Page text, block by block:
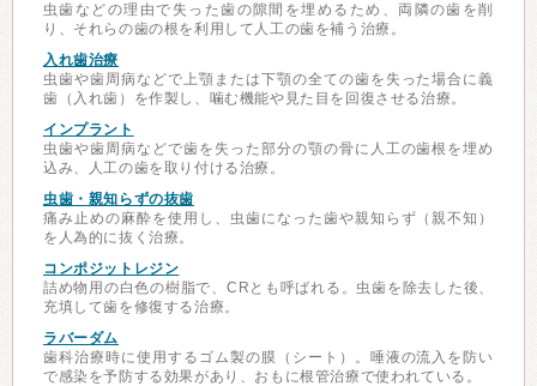
虫歯などの理由で失った歯の隙間を埋めるため、両隣の歯を削
り、それらの歯の根を利用して人工の歯を補う治療。
入れ歯治療
虫歯や歯周病などで上顎または下顎の全ての歯を失った場合に義
歯（入れ歯）を作製し、噛む機能や見た目を回復させる治療。
インプラント
虫歯や歯周病などで歯を失った部分の顎の骨に人工の歯根を埋め
込み、人工の歯を取り付ける治療。
虫歯・親知らずの抜歯
痛み止めの麻酔を使用し、虫歯になった歯や親知らず（親不知）
を人為的に抜く治療。
コンポジットレジン
詰め物用の白色の樹脂で、CRとも呼ばれる。虫歯を除去した後、
充填して歯を修復する治療。
ラバーダム
歯科治療時に使用するゴム製の膜（シート）。唾液の流入を防い
で感染を予防する効果があり、おもに根管治療で使われている。